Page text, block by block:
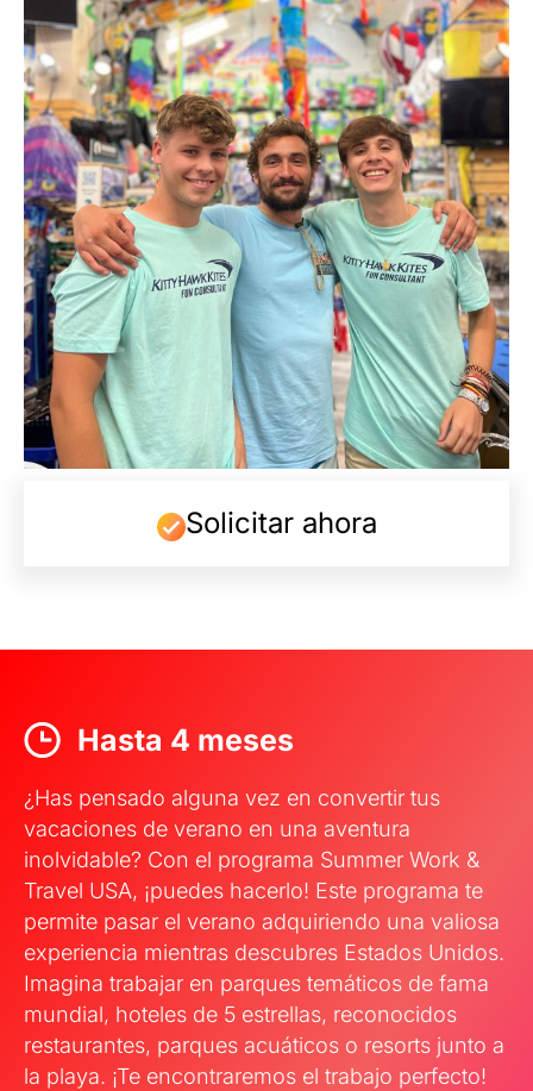
Solicitar ahora
Hasta 4 meses
¿Has pensado alguna vez en convertir tus
vacaciones de verano en una aventura
inolvidable? Con el programa Summer Work &
Travel USA, ¡puedes hacerlo! Este programa te
permite pasar el verano adquiriendo una valiosa
experiencia mientras descubres Estados Unidos.
Imagina trabajar en parques temáticos de fama
mundial, hoteles de 5 estrellas, reconocidos
restaurantes, parques acuáticos o resorts junto a
la playa. ¡Te encontraremos el trabajo perfecto!